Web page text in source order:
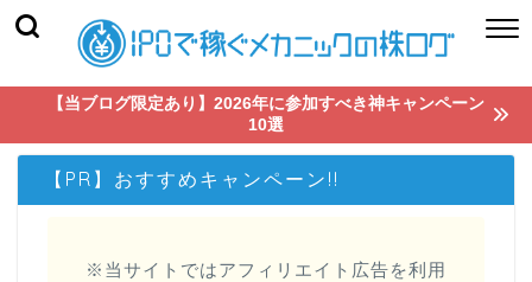
【当ブログ限定あり】2026年に参加すべき神キャンペーン
10選
【PR】おすすめキャンペーン!!
※当サイトではアフィリエイト広告を利用